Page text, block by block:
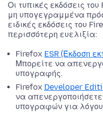
Οι τυπικές εκδόσεις
μη υπογεγραμμένα
ειδικές εκδόσεις του
περισσότερη ευελιξία:
Firefox ESR (Έκδοση
Μπορείτε να
υπογραφής.
Firefox Developer
να
υπογραφών για